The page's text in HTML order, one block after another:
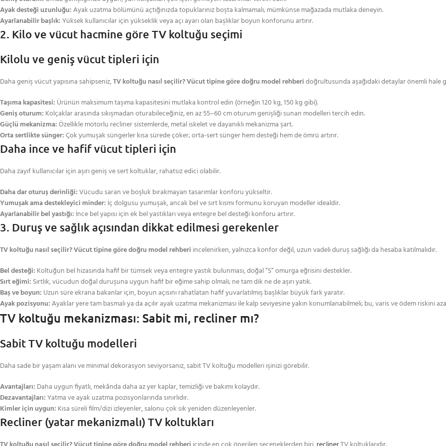
Ayak desteği uzunluğu:Ayak uzatma bölümünü açtığınızda topuklarınız boşta kalmamalı; mümkünse mağazada mutlaka deneyin.
Ayarlanabilir başlık:Yüksek kullanıcılar için yükseklik veya açı ayarı olan başlıklar boyun konforunu artırır.
2. Kilo ve vücut hacmine göre TV koltuğu seçimi
Kilolu ve geniş vücut tipleri için
Daha geniş vücut yapısına sahipseniz,TV koltuğu nasıl seçilir? Vücut tipine göre doğru model rehberidoğrultusunda aşağıdaki detaylar önemli hale
Taşıma kapasitesi: Ürünün maksimum taşıma kapasitesini mutlaka kontrol edin (örneğin 120 kg, 150 kg gibi).
Geniş oturum: Kolçaklar arasında sıkışmadan oturabileceğiniz, en az 55–60 cm oturum genişliği sunan modelleri tercih edin.
Güçlü mekanizma:Özellikle motorlu recliner sistemlerde, metal iskelet ve dayanıklı mekanizma şart.
Orta sertlikte sünger:Çok yumuşak süngerler kısa sürede çöker; orta-sert sünger hem desteği hem de ömrü artırır.
Daha ince ve hafif vücut tipleri için
Daha zayıf kullanıcılar için aşırı geniş ve sert koltuklar, rahatsız edici olabilir.
Daha dar oturuş derinliği:Vücudu saran ve boşluk bırakmayan tasarımlar konforu yükseltir.
Yumuşak ama destekleyici minder: İç dolgusu yumuşak, ancak bel ve sırt kısmı formunu koruyan modeller idealdir.
Ayarlanabilir bel yastığı: İnce bel yapısı için ek bel yastıkları veya entegre bel desteği konforu artırır.
3. Duruş ve sağlık açısından dikkat edilmesi gerekenler
TV koltuğu nasıl seçilir? Vücut tipine göre doğru model rehberi incelenirken, yalnızca konfor değil, uzun vadeli duruş sağlığı da hesaba katılmalıdır.
Bel desteği: Koltuğun bel hizasında hafif bir tümsek veya entegre yastık bulunması, doğal “S” omurga eğrisini destekler.
Sırt eğimi: Sırtlık, vücudun doğal duruşuna uygun hafif bir eğime sahip olmalı; ne tam dik ne de aşırı yatık.
Baş ve boyun: Uzun süre ekrana bakanlar için, boyun açısını rahatlatan hafif yuvarlatılmış başlıklar büyük fark yaratır.
Ayak pozisyonu:Ayaklar yere tam basmalı ya da açılır ayak uzatma mekanizması ile kalp seviyesine yakın konumlanabilmeli; bu, varis ve ödem riskini
TV koltuğu mekanizması: Sabit mi, recliner mı?
Sabit TV koltuğu modelleri
Daha sade bir yaşam alanı ve minimal dekorasyon seviyorsanız, sabit TV koltuğu modelleri işinizi görebilir.
Avantajları: Daha uygun fiyatlı, mekânda daha az yer kaplar, temizliği ve bakımı kolaydır.
Dezavantajları:Yatma ve ayak uzatma pozisyonlarında sınırlıdır.
Kimler için uygun: Kısa süreli film/dizi izleyenler, salonu çok sık yeniden düzenleyenler.
Recliner (yatar mekanizmalı) TV koltukları